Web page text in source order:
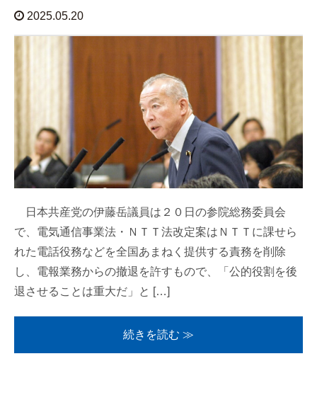
2025.05.20
日本共産党の伊藤岳議員は２０日の参院総務委員会
で、電気通信事業法・ＮＴＴ法改定案はＮＴＴに課せら
れた電話役務などを全国あまねく提供する責務を削除
し、電報業務からの撤退を許すもので、「公的役割を後
退させることは重大だ」と […]
続きを読む ≫